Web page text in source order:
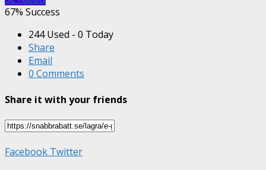
67% Success
244 Used - 0 Today
Share
Email
0 Comments
Share it with your friends
Facebook Twitter